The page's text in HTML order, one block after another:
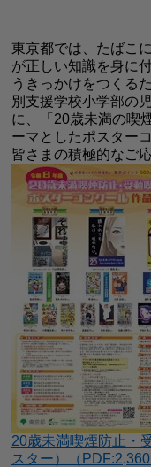
東京都では、たばこ
が正しい知識を身に
うきっかけをつくる
別支援学校小学部の
に、「20歳未満の喫
ーマとしたポスター
皆さまの積極的なご
20歳未満喫煙防止・
スター）（